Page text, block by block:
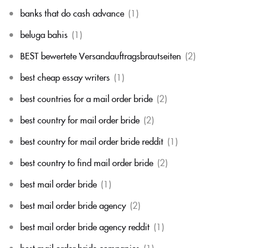
banks that do cash advance (1)
beluga bahis (1)
BEST bewertete Versandauftragsbrautseiten (2)
best cheap essay writers (1)
best countries for a mail order bride (2)
best country for mail order bride (2)
best country for mail order bride reddit (1)
best country to find mail order bride (2)
best mail order bride (1)
best mail order bride agency (2)
best mail order bride agency reddit (1)